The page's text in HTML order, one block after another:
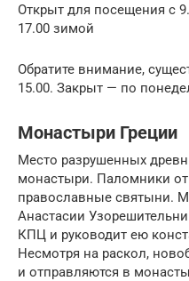
Открыт для посещения с
17.00 зимой
Обратите внимание,
15.00. Закрыт — по
Монастыри Греции
Место разрушенных
монастыри. Паломники
православные святыни.
Анастасии
КПЦ и руководит ею
Несмотря на раскол,
и отправляются в